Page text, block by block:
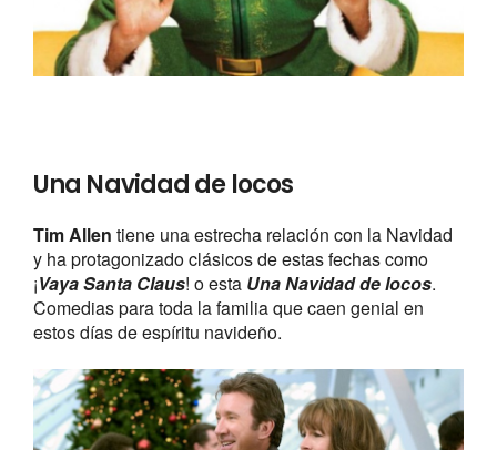
Una Navidad de locos
Tim Allen tiene una estrecha relación con la Navidad
y ha protagonizado clásicos de estas fechas como
¡Vaya Santa Claus! o esta Una Navidad de locos.
Comedias para toda la familia que caen genial en
estos días de espíritu navideño.